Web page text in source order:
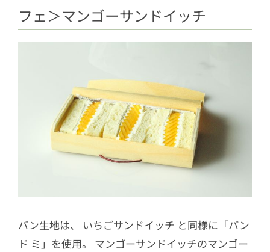
フェ＞マンゴーサンドイッチ
パン生地は、 いちごサンドイッチ と同様に「パン
ド ミ」を使用。 マンゴーサンドイッチのマンゴー